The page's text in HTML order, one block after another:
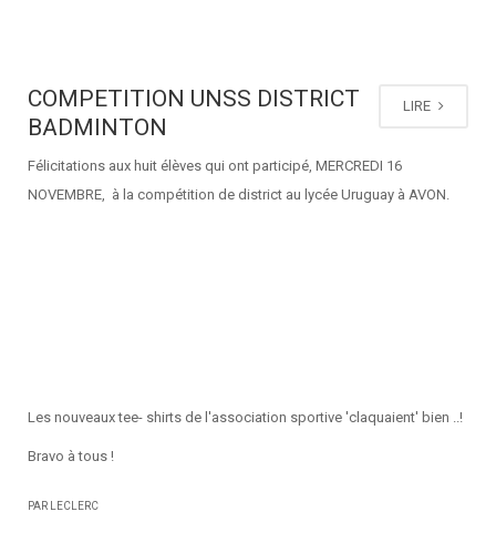
LIRE
COMPETITION UNSS DISTRICT
BADMINTON
Félicitations aux huit élèves qui ont participé, MERCREDI 16
NOVEMBRE, à la compétition de district au lycée Uruguay à AVON.
Les nouveaux tee- shirts de l'association sportive 'claquaient' bien ..!
Bravo à tous !
PAR LECLERC